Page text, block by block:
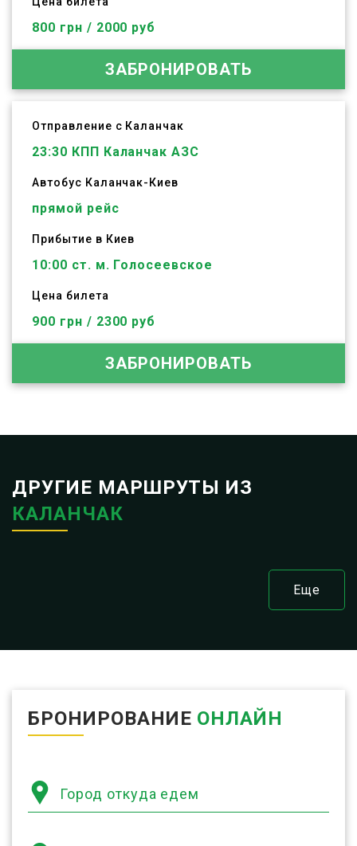
800 грн / 2000 руб
ЗАБРОНИРОВАТЬ
Отправление с Каланчак
23:30 КПП Каланчак АЗС
Автобус Каланчак- Киев
прямой рейс
Прибытие в Киев
10:00 ст. м. Голосеевское
Цена билета
900 грн / 2300 руб
ЗАБРОНИРОВАТЬ
ДРУГИЕ МАРШРУТЫ ИЗ
КАЛАНЧАК
Еще
БРОНИРОВАНИЕ ОНЛАЙН
Город откуда едем